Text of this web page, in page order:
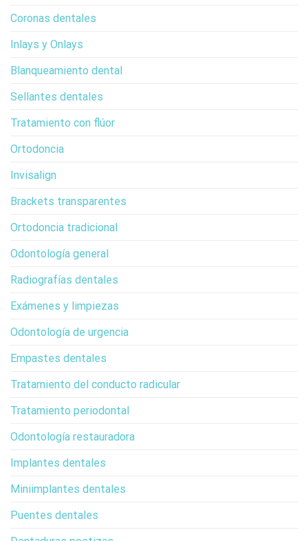
Coronas dentales
Inlays y Onlays
Blanqueamiento dental
Sellantes dentales
Tratamiento con flúor
Ortodoncia
Invisalign
Brackets transparentes
Ortodoncia tradicional
Odontología general
Radiografías dentales
Exámenes y limpiezas
Odontología de urgencia
Empastes dentales
Tratamiento del conducto radicular
Tratamiento periodontal
Odontología restauradora
Implantes dentales
Miniimplantes dentales
Puentes dentales